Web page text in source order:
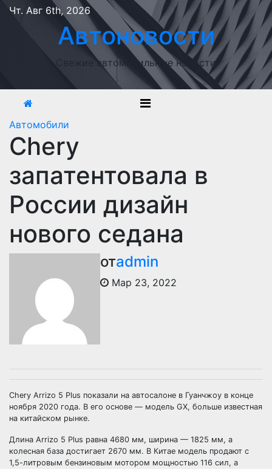
Перейти
содержимому
Чт. Авг 6th, 2026
Автоновости
Свежие автомобильные новости
Автомобили
Chery
запатентовала в
России дизайн
нового седана
отadmin
Мар 23, 2022
Chery Arrizo 5 Plus показали на автосалоне в Гуанчжоу в конце
ноября 2020 года. В его основе — модель GX, больше известная
на китайском рынке.
Длина Arrizo 5 Plus равна 4680 мм, ширина — 1825 мм, а
колесная база достигает 2670 мм. В Китае модель продают с
1,5-литровым бензиновым мотором мощностью 116 сил, а